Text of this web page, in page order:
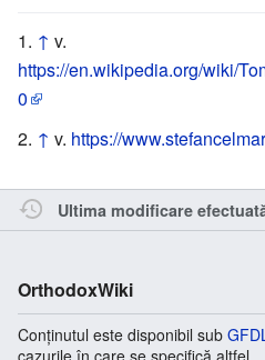
↑ v.
https://en.wikipedia.org/wiki/
0
↑ v. https://
Ultima modificare
OrthodoxWiki
Conținutul este disponibil sub
cazurile în care se specifică altfel.